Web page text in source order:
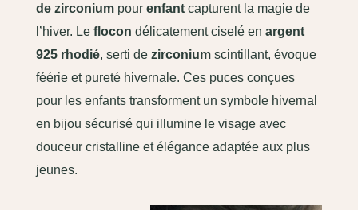
de zirconiumpour enfantcapturent la magie de
l’hiver. Le flocon délicatement ciselé en argent
925 rhodié, serti de zirconiumscintillant, évoque
féérie et pureté hivernale. Ces puces conçues
pour les enfants transforment un symbole hivernal
en bijou sécurisé qui illumine le visage avec
douceur cristalline et élégance adaptée aux plus
jeunes.